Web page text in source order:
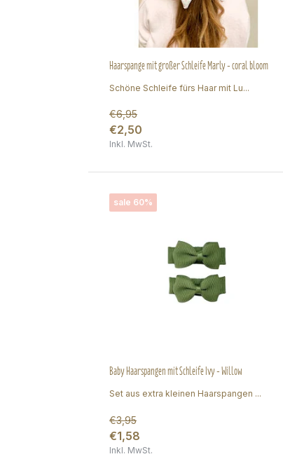
Haarspange mit großer Schleife Marly - coral bloom
Schöne Schleife fürs Haar mit Lu...
€6,95
€2,50
Inkl. MwSt.
sale 60%
Baby Haarspangen mit Schleife Ivy - Willow
Set aus extra kleinen Haarspangen ...
€3,95
€1,58
Inkl. MwSt.